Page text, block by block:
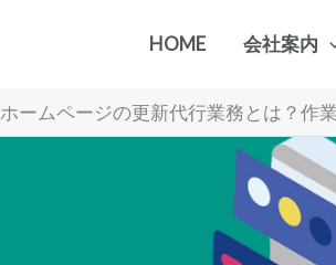
HOME 会社案内
ホームページの更新代行業務とは？作